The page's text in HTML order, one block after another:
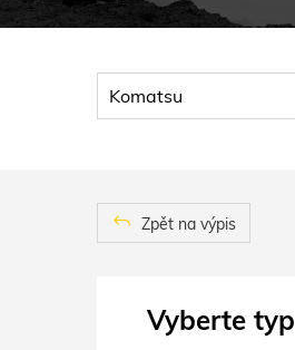
Zpět na výpis
Vyberte typ